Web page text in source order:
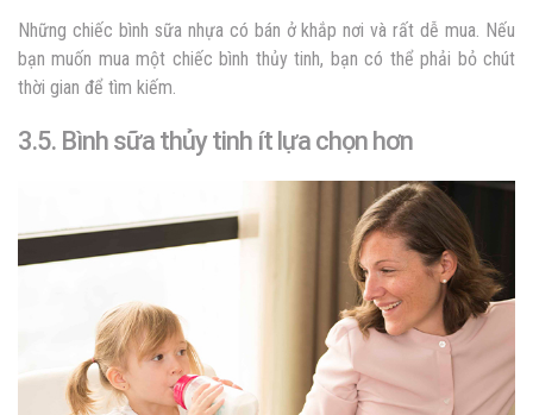
Những chiếc bình sữa nhựa có bán ở khắp nơi và rất dễ mua. Nếu
bạn muốn mua một chiếc bình thủy tinh, bạn có thể phải bỏ chút
thời gian để tìm kiếm.
3.5. Bình sữa thủy tinh ít lựa chọn hơn